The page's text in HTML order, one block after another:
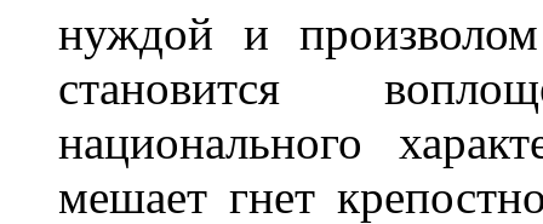
нуждой и
становится
национального
мешает гнет